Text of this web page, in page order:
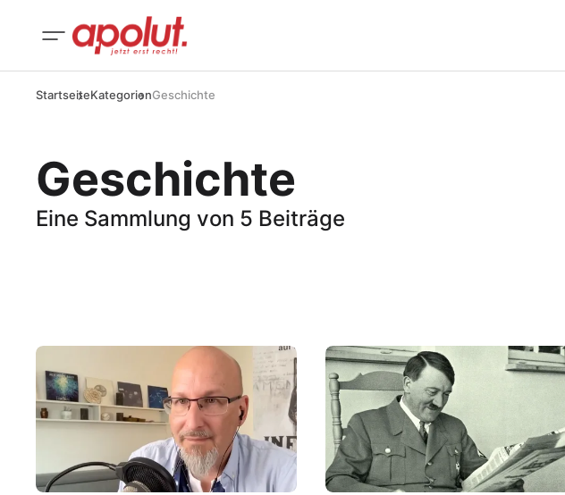
StartseiteKategorienGeschichte
Geschichte
Eine Sammlung von 5 Beiträge